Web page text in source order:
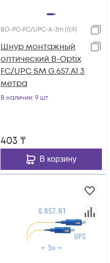
BO-PC-FC/UPC-A-3m (0,9)
Шнур монтажный
оптический B-Optix
FC/UPC SM G.657.A1 3
метра
В наличии: 9 шт
403 ₸
В корзину